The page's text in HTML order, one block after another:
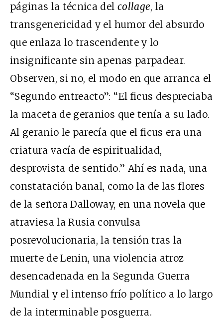
páginas la técnica del collage, la
transgenericidad y el humor del absurdo
que enlaza lo trascendente y lo
insignificante sin apenas parpadear.
Observen, si no, el modo en que arranca el
“Segundo entreacto”: “El ficus despreciaba
la maceta de geranios que tenía a su lado.
Al geranio le parecía que el ficus era una
criatura vacía de espiritualidad,
desprovista de sentido.” Ahí es nada, una
constatación banal, como la de las flores
de la señora Dalloway, en una novela que
atraviesa la Rusia convulsa
posrevolucionaria, la tensión tras la
muerte de Lenin, una violencia atroz
desencadenada en la Segunda Guerra
Mundial y el intenso frío político a lo largo
de la interminable posguerra.